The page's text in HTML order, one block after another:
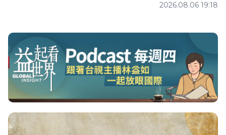
2026.08.06 19:18